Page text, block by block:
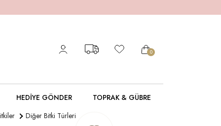
0
HEDIYE GÖNDER
TOPRAK & GÜBRE
Diğer Bitki Türleri